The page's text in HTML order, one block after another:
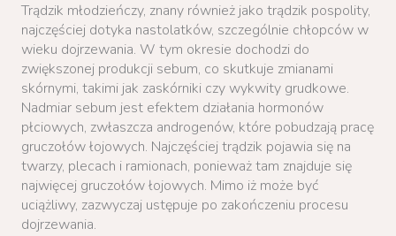
Trądzik młodzieńczy, znany również jako trądzik pospolity,
najczęściej dotyka nastolatków, szczególnie chłopców w
wieku dojrzewania. W tym okresie dochodzi do
zwiększonej produkcji sebum, co skutkuje zmianami
skórnymi, takimi jak zaskórniki czy wykwity grudkowe.
Nadmiar sebum jest efektem działania hormonów
płciowych, zwłaszcza androgenów, które pobudzają pracę
gruczołów łojowych. Najczęściej trądzik pojawia się na
twarzy, plecach i ramionach, ponieważ tam znajduje się
najwięcej gruczołów łojowych. Mimo iż może być
uciążliwy, zazwyczaj ustępuje po zakończeniu procesu
dojrzewania.